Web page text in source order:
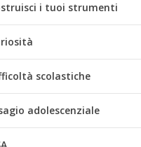
i tuoi strumenti
scolastiche
adolescenziale